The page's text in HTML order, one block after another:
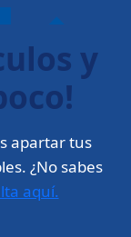
y
apartar tus
¿No sabes
aquí.